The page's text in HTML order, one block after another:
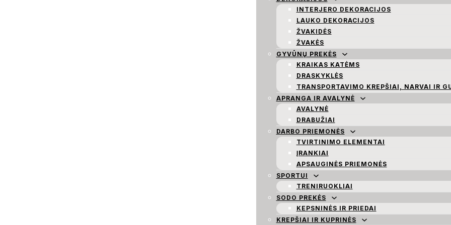
INTERJERO DEKORACIJOS
LAUKO DEKORACIJOS
ŽVAKIDĖS
ŽVAKĖS
GYVŪNŲ PREKĖS
KRAIKAS KATĖMS
DRASKYKLĖS
TRANSPORTAVIMO KREPŠIAI, NARVAI IR
APRANGA IR AVALYNĖ
AVALYNĖ
DRABUŽIAI
DARBO PRIEMONĖS
TVIRTINIMO ELEMENTAI
ĮRANKIAI
APSAUGINĖS PRIEMONĖS
SPORTUI
TRENIRUOKLIAI
SODO PREKĖS
KEPSNINĖS IR PRIEDAI
KREPŠIAI IR KUPRINĖS